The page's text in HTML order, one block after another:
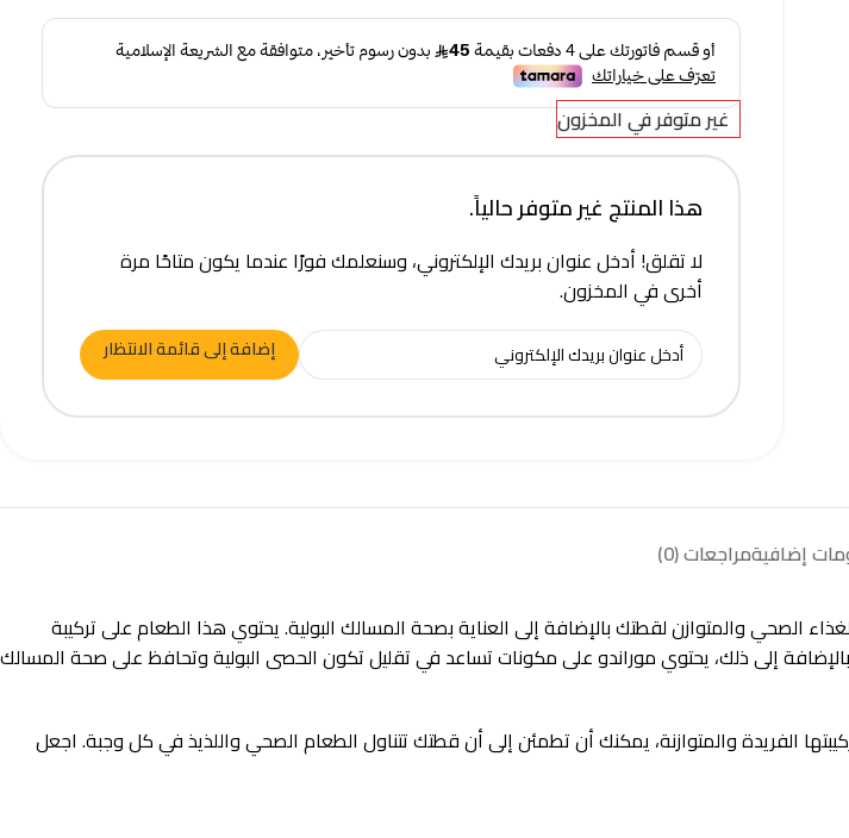
غير متوفر في المخزون
هذا المنتج غير متوفر حالياً.
لا تقلق! أدخل عنوان بريدك الإلكتروني، وسنعلمك فورًا عندما يكون متاحًا مرة
أخرى في المخزون.
إضافة إلى قائمة الانتظار
إضافيةمراجعات (0)
البولية 10 كيلو هو منتج مميز وفريد يوفر الغذاء الصحي والمتوازن لقطتك بالإضافة إلى العناية بصحة المسالك البولية. يحتوي هذا الطعام على تركيبة
إلى ذلك، يحتوي موراندو على مكونات تساعد في تقليل تكون الحصى البولية وتحافظ على صحة المسالك
الفريدة والمتوازنة، يمكنك أن تطمئن إلى أن قطتك تتناول الطعام الصحي واللذيذ في كل وجبة. اجعل